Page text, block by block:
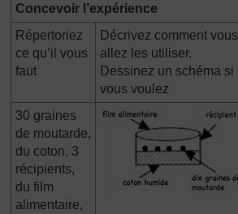
Concevoir l’expérience
Répertoriez
ce qu’il vous
faut
Décrivez comment vous
allez les utiliser.
Dessinez un schéma si
vous voulez
30 graines
de moutarde,
du coton, 3
récipients,
du film
alimentaire,